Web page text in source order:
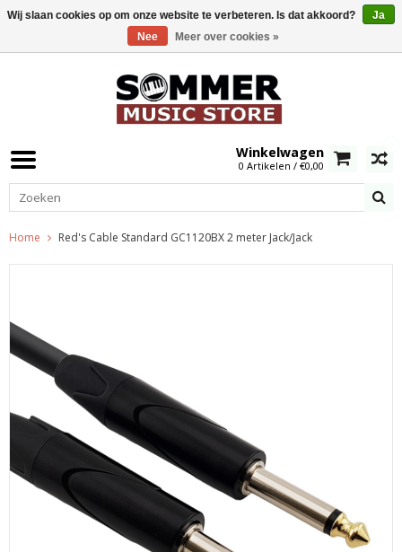
Winkelwagen
0 Artikelen / €0,00
Home Red's Cable Standard GC1120BX 2 meter Jack/Jack
Wij slaan cookies op om onze website te verbeteren. Is dat akkoord?
Ja
Nee
Meer over cookies »